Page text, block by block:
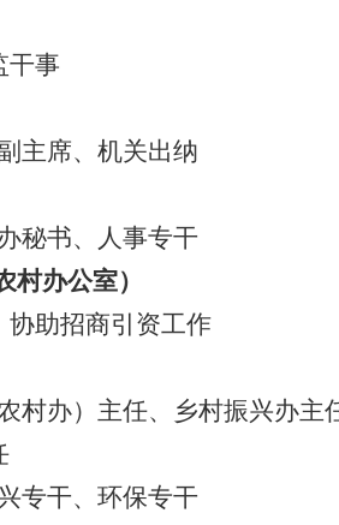
干事
主席、机关出纳
秘书、
人事专干
办公室）
协助招商引资工作
村办）主任、乡村振兴办主
专干、环保专干